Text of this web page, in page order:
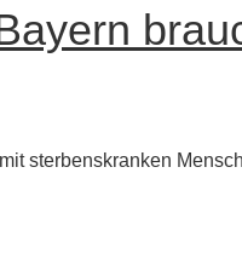
sterbenskranken